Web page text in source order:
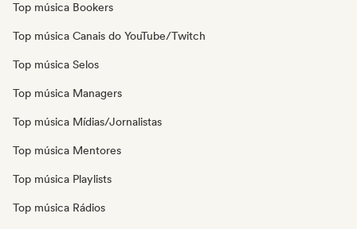
Top música Bookers
Top música Canais do YouTube/Twitch
Top música Selos
Top música Managers
Top música Mídias/Jornalistas
Top música Mentores
Top música Playlists
Top música Rádios